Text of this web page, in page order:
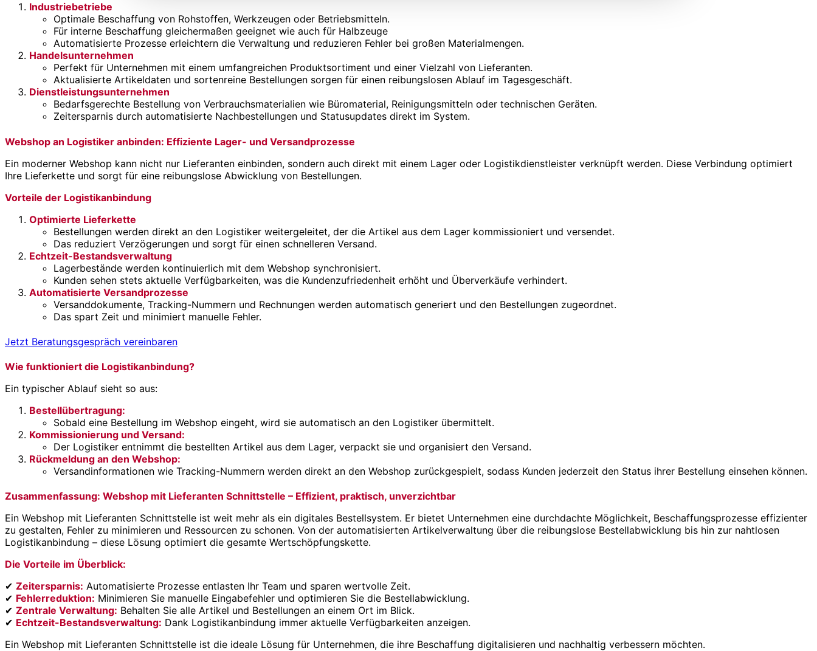
Industriebetriebe
Optimale Beschaffung von Rohstoffen, Werkzeugen oder Betriebsmitteln.
Für interne Beschaffung gleichermaßen geeignet wie auch für Halbzeuge
Automatisierte Prozesse erleichtern die Verwaltung und reduzieren Fehler bei großen Materialmengen.
Handelsunternehmen
Perfekt für Unternehmen mit einem umfangreichen Produktsortiment und einer Vielzahl von Lieferanten.
Aktualisierte Artikeldaten und sortenreine Bestellungen sorgen für einen reibungslosen Ablauf im Tagesgeschäft.
Dienstleistungsunternehmen
Bedarfsgerechte Bestellung von Verbrauchsmaterialien wie Büromaterial, Reinigungsmitteln oder technischen Geräten.
Zeitersparnis durch automatisierte Nachbestellungen und Statusupdates direkt im System.
Webshop an Logistiker anbinden: Effiziente Lager- und Versandprozesse
Ein moderner Webshop kann nicht nur Lieferanten einbinden, sondern auch direkt mit einem Lager oder Logistikdienstleister verknüpft werden. Diese Verbindung optimiert
Ihre Lieferkette und sorgt für eine reibungslose Abwicklung von Bestellungen.
Vorteile der Logistikanbindung
Optimierte Lieferkette
Bestellungen werden direkt an den Logistiker weitergeleitet, der die Artikel aus dem Lager kommissioniert und versendet.
Das reduziert Verzögerungen und sorgt für einen schnelleren Versand.
Echtzeit-Bestandsverwaltung
Lagerbestände werden kontinuierlich mit dem Webshop synchronisiert.
Kunden sehen stets aktuelle Verfügbarkeiten, was die Kundenzufriedenheit erhöht und Überverkäufe verhindert.
Automatisierte Versandprozesse
Versanddokumente, Tracking-Nummern und Rechnungen werden automatisch generiert und den Bestellungen zugeordnet.
Das spart Zeit und minimiert manuelle Fehler.
Jetzt Beratungsgespräch vereinbaren
Wie funktioniert die Logistikanbindung?
Ein typischer Ablauf sieht so aus:
Bestellübertragung:
Sobald eine Bestellung im Webshop eingeht, wird sie automatisch an den Logistiker übermittelt.
Kommissionierung und Versand:
Der Logistiker entnimmt die bestellten Artikel aus dem Lager, verpackt sie und organisiert den Versand.
Rückmeldung an den Webshop:
Versandinformationen wie Tracking-Nummern werden direkt an den Webshop zurückgespielt, sodass Kunden jederzeit den Status ihrer Bestellung einsehen können.
Zusammenfassung: Webshop mit Lieferanten Schnittstelle – Effizient, praktisch, unverzichtbar
Ein Webshop mit Lieferanten Schnittstelle ist weit mehr als ein digitales Bestellsystem. Er bietet Unternehmen eine durchdachte Möglichkeit, Beschaffungsprozesse effizienter
zu gestalten, Fehler zu minimieren und Ressourcen zu schonen. Von der automatisierten Artikelverwaltung über die reibungslose Bestellabwicklung bis hin zur nahtlosen
Logistikanbindung – diese Lösung optimiert die gesamte Wertschöpfungskette.
Die Vorteile im Überblick:
✔ Zeitersparnis: Automatisierte Prozesse entlasten Ihr Team und sparen wertvolle Zeit.
✔ Fehlerreduktion: Minimieren Sie manuelle Eingabefehler und optimieren Sie die Bestellabwicklung.
✔ Zentrale Verwaltung: Behalten Sie alle Artikel und Bestellungen an einem Ort im Blick.
✔ Echtzeit-Bestandsverwaltung: Dank Logistikanbindung immer aktuelle Verfügbarkeiten anzeigen.
Ein Webshop mit Lieferanten Schnittstelle ist die ideale Lösung für Unternehmen, die ihre Beschaffung digitalisieren und nachhaltig verbessern möchten.